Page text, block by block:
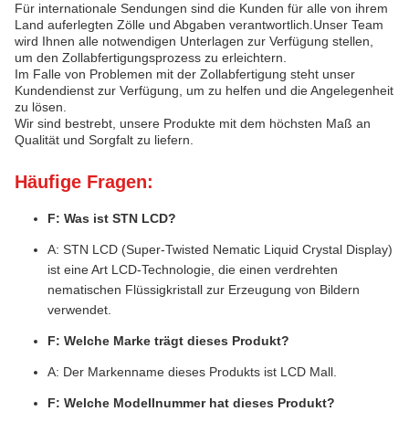
Für internationale Sendungen sind die Kunden für alle von ihrem
Land auferlegten Zölle und Abgaben verantwortlich.Unser Team
wird Ihnen alle notwendigen Unterlagen zur Verfügung stellen,
um den Zollabfertigungsprozess zu erleichtern.
Im Falle von Problemen mit der Zollabfertigung steht unser
Kundendienst zur Verfügung, um zu helfen und die Angelegenheit
zu lösen.
Wir sind bestrebt, unsere Produkte mit dem höchsten Maß an
Qualität und Sorgfalt zu liefern.
Häufige Fragen:
F: Was ist STN LCD?
A: STN LCD (Super-Twisted Nematic Liquid Crystal Display)
ist eine Art LCD-Technologie, die einen verdrehten
nematischen Flüssigkristall zur Erzeugung von Bildern
verwendet.
F: Welche Marke trägt dieses Produkt?
A: Der Markenname dieses Produkts ist LCD Mall.
F: Welche Modellnummer hat dieses Produkt?